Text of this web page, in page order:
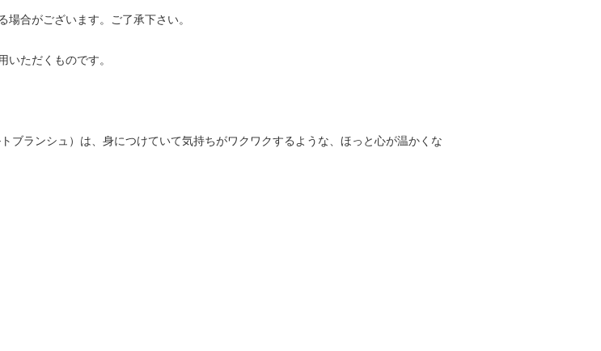
合がございます。ご了承下さい。
ただくものです。
ブランシュ）は、身につけていて気持ちがワクワクするような、ほっと心が温かくな